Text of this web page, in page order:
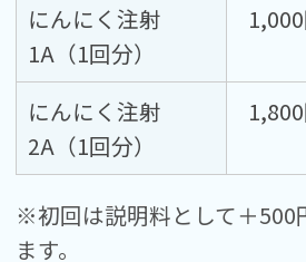
にんにく注射
1A（1回分）
にんにく注射
2A（1回分）
※初回は説明料として＋500
ます。